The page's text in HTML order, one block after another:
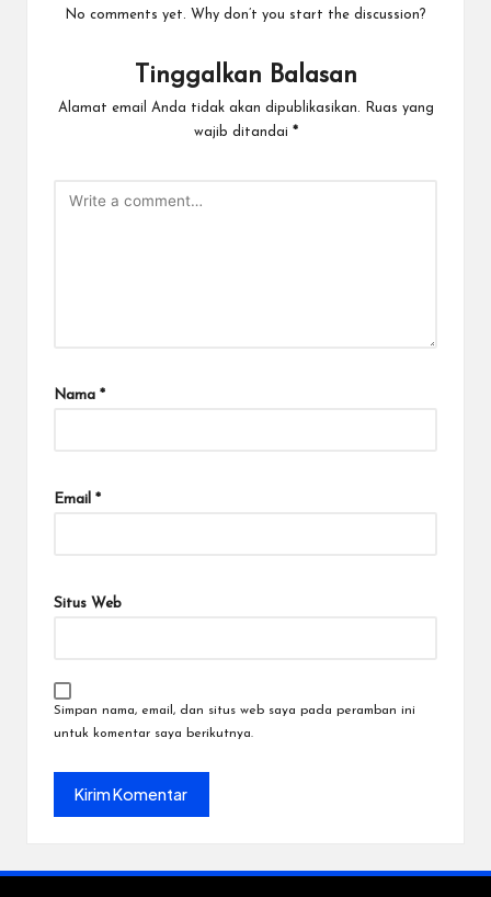
No comments yet. Why don’t you start the discussion?
Tinggalkan Balasan
Alamat email Anda tidak akan dipublikasikan.
Ruas yang
wajib ditandai *
Nama *
Email *
Situs Web
Simpan nama, email, dan situs web saya pada peramban ini
untuk komentar saya berikutnya.